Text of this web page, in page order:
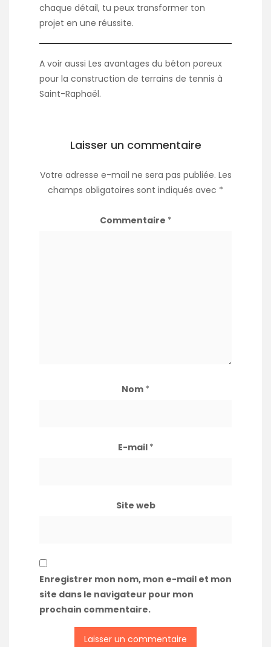
chaque détail, tu peux transformer ton
projet en une réussite.
A voir aussi Les avantages du béton poreux
pour la construction de terrains de tennis à
Saint-Raphaël.
Laisser un commentaire
Votre adresse e-mail ne sera pas publiée. Les
champs obligatoires sont indiqués avec *
Commentaire *
Nom *
E-mail *
Site web
Enregistrer mon nom, mon e-mail et mon
site dans le navigateur pour mon
prochain commentaire.